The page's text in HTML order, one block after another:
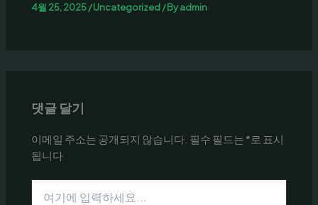
4월 25, 2025/Uncategorized/ Byadmin
댓글 달기
이메일 주소는 공개되지 않습니다. 필수 필드는 *로 표시
됩니다